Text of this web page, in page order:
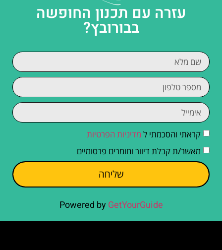
עזרה עם תכנון החופשה
בבורובץ?
קראתי והסכמתי ל מדיניות הפרטיות
מאשר/ת קבלת דיוור וחומרים פרסומיים
שליחה
Powered by GetYourGuide